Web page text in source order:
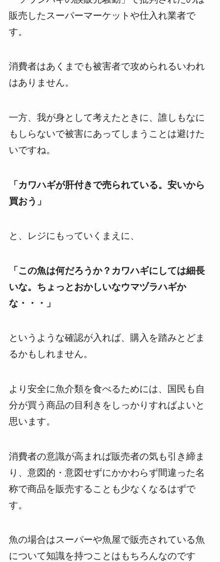
販売したスーパーマーケットや仕入れ業者で
す。
消費者はあくまでも被害者で攻められるいわれ
はありません。
一方、我が身として考えたときに、誰しもなに
もしらないで被害にあってしまうことは避けた
いですね。
「カワハギが肝付きで売られている。安いから
買おう」
と、レジにもっていくまえに、
「この魚は何だろうか？カワハギにしては細長
いな。ちょっとおかしいなウマヅラハギか
な・・・」
というような確認が入れば、購入を踏みとどま
るかもしれません。
より安全に魚介類を食べるためには、国民も自
分が買う商品の目利きをしっかりすればよいと
思います。
消費者の意識が高まれば販売者の気も引き締ま
り、意図的・意図せずにかかわらず間違った名
称で商品を販売することも少なくなるはずで
す。
魚の場合はスーパーや魚屋で販売されている魚
について知識を持つことはもちろんなのです